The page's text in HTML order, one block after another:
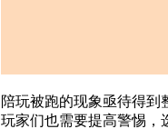
陪玩被跑的现象亟待得到
玩家们也需要提高警惕，